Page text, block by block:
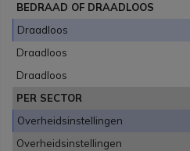
BEDRAAD OF DRAADLOOS
Draadloos
Draadloos
Draadloos
PER SECTOR
Overheidsinstellingen
Overheidsinstellingen